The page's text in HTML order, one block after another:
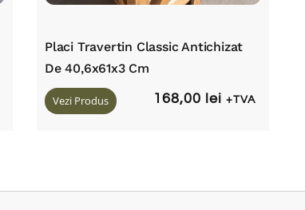
Placi Travertin Classic Antichizat
De 40,6x61x3 Cm
Vezi Produs 168,00 lei +TVA